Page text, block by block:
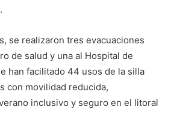
se realizaron tres evacuaciones
de salud y una al Hospital de
han facilitado 44 usos de la silla
con movilidad reducida,
inclusivo y seguro en el litoral